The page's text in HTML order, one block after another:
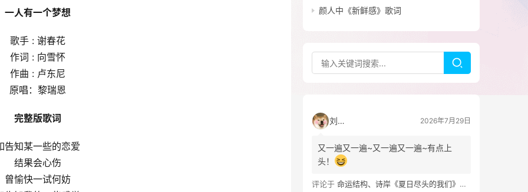
一人有一个梦想
歌手 : 谢春花
作词 : 向雪怀
作曲 : 卢东尼
原唱：黎瑞恩
完整版歌词
告知某一些的恋爱
结果会心伤
曾愉快一试何妨
颜人中《新鲜感》歌词
刘看山 2026年7月29日
又一遍又一遍~又一遍又一遍~有点上
头！
评论于 命运结构、诗岸《夏日尽头的我们》歌词及钢琴谱免费获取